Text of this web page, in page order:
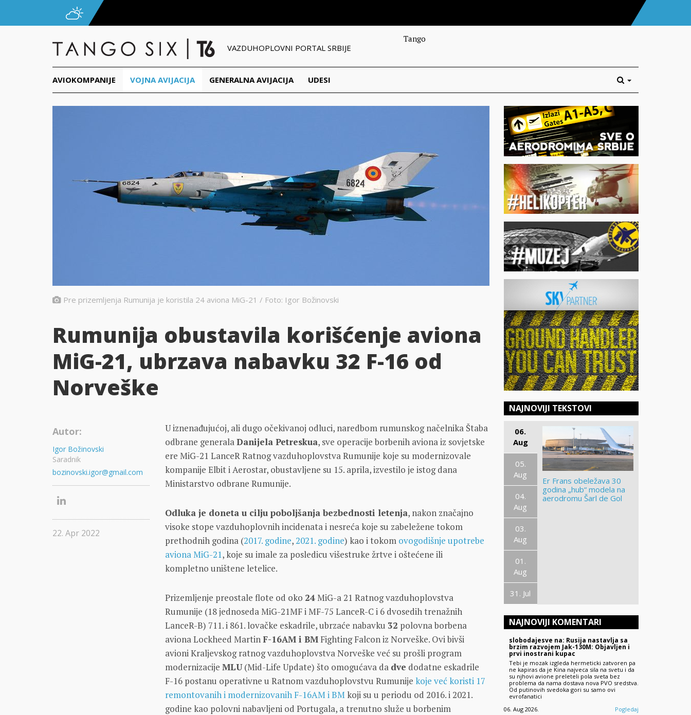
VAZDUHOPLOVNI PORTAL SRBIJE
Tango
AVIOKOMPANIJE VOJNA AVIJACIJA GENERALNA AVIJACIJA UDESI
Pre prizemljenja Rumunija je koristila 24 aviona MiG-21 / Foto: Igor Božinovski
Rumunija obustavila korišćenje aviona
MiG-21, ubrzava nabavku 32 F-16 od
Norveške
U iznenađujućoj, ali dugo očekivanoj odluci, naredbom rumunskog načelnika Štaba
odbrane generalaDanijela Petreskua, sve operacije borbenih aviona iz sovjetske
ere MiG-21 LanceR Ratnog vazduhoplovstva Rumunije koje su modernizovale
kompanije Elbit i Aerostar, obustavljene su 15. aprila, izvestilo je istog dana
Ministarstvo odbrane Rumunije.
Odluka je doneta u cilju poboljšanja bezbednosti letenja, nakon značajno
visoke stope vazduhoplovnih incidenata i nesreća koje su zabeležene tokom
prethodnih godina (2017. godine,2021. godine) kao i tokom ovogodišnje upotrebe
aviona MiG-21, koje su imale za posledicu višestruke žrtve i oštećene ili
kompletno uništene letelice.
Prizemljenje preostale flote od oko 24MiG-a 21 Ratnog vazduhoplovstva
Rumunije (18 jednoseda MiG-21MF i MF-75 LanceR-C i 6 dvosedih trenažnih
LanceR-B) 711. i 861. lovačke eskadrile, ubrzaće nabavku 32 polovna borbena
aviona Lockheed MartinF-16AM i BM Fighting Falcon iz Norveške. Ovi bivši
avioni Kraljevskog ratnog vazduhoplovstva Norveške već su prošli program
modernizacijeMLU(Mid-Life Update) što omogućava da dve dodatne eskadrile
F-16 postanu operativne u Ratnom vazduhoplovstvu Rumunijekoje već koristi 17
remontovanih i modernizovanih F-16AM i BMkoji su u periodu od 2016. i 2021.
godine kao polovni nabavljeni od Portugala, a trenutno služe u borbenim
Autor:
Igor Božinovski
Saradnik
bozinovski.igor@gmail.com
22. Apr 2022
NAJNOVIJI TEKSTOVI
06.
Aug
05.
Aug
04.
Aug
03.
Aug
01.
Aug
31. Jul
Er Frans obeležava 30
godina „hub“ modela na
aerodromu Šarl de Gol
NAJNOVIJI KOMENTARI
slobodajesve na: Rusija nastavlja sa
brzim razvojem Jak-130M: Objavljen i
prvi inostrani kupac
Tebi je mozak izgleda hermeticki zatvoren pa
ne kapiras da je Kina najveca sila na svetu i da
su njhovi avione preleteli pola sveta bez
problema da nama dostava nova PVO sredstva.
Od putinovih svedoka gori su samo ovi
evrofanatici
06. Aug 2026.
Pogledaj